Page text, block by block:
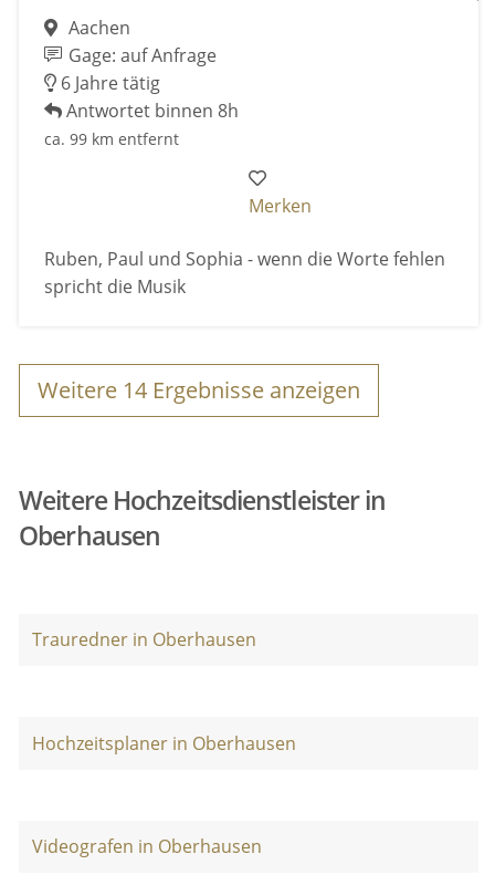
Aachen
Gage: auf Anfrage
6 Jahre tätig
Antwortet binnen 8h
ca. 99 km entfernt
Merken
Ruben, Paul und Sophia - wenn die Worte fehlen
spricht die Musik
Weitere 14 Ergebnisse anzeigen
Weitere Hochzeitsdienstleister in
Oberhausen
Trauredner in Oberhausen
Hochzeitsplaner in Oberhausen
Videografen in Oberhausen